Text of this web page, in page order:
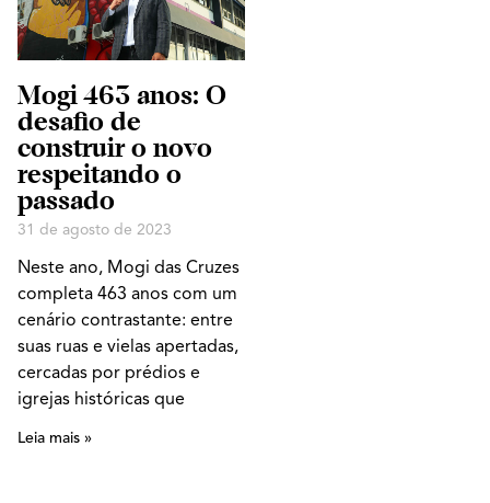
Mogi 463 anos: O
desafio de
construir o novo
respeitando o
passado
31 de agosto de 2023
Neste ano, Mogi das Cruzes
completa 463 anos com um
cenário contrastante: entre
suas ruas e vielas apertadas,
cercadas por prédios e
igrejas históricas que
Leia mais »